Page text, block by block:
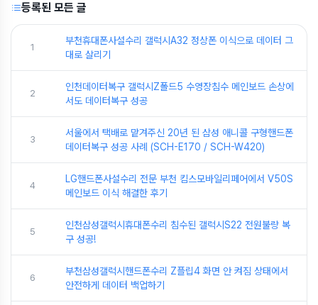
등록된 모든 글
1
부천휴대폰사설수리 갤럭시A32 정상폰 이식으로 데이터 그
대로 살리기
2
인천데이터복구 갤럭시Z폴드5 수영장침수 메인보드 손상에
서도 데이터복구 성공
3
서울에서 택배로 맡겨주신 20년 된 삼성 애니콜 구형핸드폰
데이터복구 성공 사례 (SCH-E170 / SCH-W420)
4
LG핸드폰사설수리 전문 부천 킴스모바일리페어에서 V50S
메인보드 이식 해결한 후기
5
인천삼성갤럭시휴대폰수리 침수된 갤럭시S22 전원불량 복
구 성공!
6
부천삼성갤럭시핸드폰수리 Z플립4 화면 안 켜짐 상태에서
안전하게 데이터 백업하기